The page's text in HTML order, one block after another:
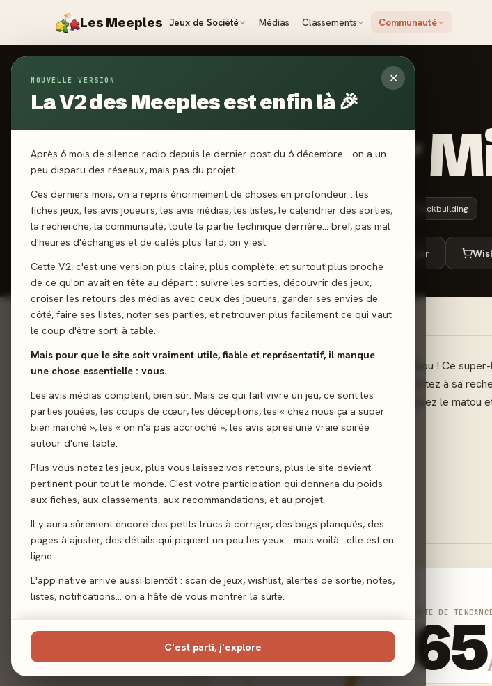
Les Meeples Jeux de Société Médias Classements Communauté
✕
NOUVELLE VERSION
La V2 des Meeples est enfin là 🎉
Après 6 mois de silence radio depuis le dernier post du 6 décembre… on a un
peu disparu des réseaux, mais pas du projet.
Ces derniers mois, on a repris énormément de choses en profondeur : les
fiches jeux, les avis joueurs, les avis médias, les listes, le calendrier des sorties,
la recherche, la communauté, toute la partie technique derrière… bref, pas mal
d'heures d'échanges et de cafés plus tard, on y est.
Cette V2, c'est une version plus claire, plus complète, et surtout plus proche
de ce qu'on avait en tête au départ : suivre les sorties, découvrir des jeux,
croiser les retours des médias avec ceux des joueurs, garder ses envies de
côté, faire ses listes, noter ses parties, et retrouver plus facilement ce qui vaut
le coup d'être sorti à table.
Mais pour que le site soit vraiment utile, fiable et représentatif, il manque
une chose essentielle : vous.
Les avis médias comptent, bien sûr. Mais ce qui fait vivre un jeu, ce sont les
parties jouées, les coups de cœur, les déceptions, les « chez nous ça a super
bien marché », les « on n'a pas accroché », les avis après une vraie soirée
autour d'une table.
Plus vous notez les jeux, plus vous laissez vos retours, plus le site devient
pertinent pour tout le monde. C'est votre participation qui donnera du poids
aux fiches, aux classements, aux recommandations, et au projet.
Il y aura sûrement encore des petits trucs à corriger, des bugs planqués, des
pages à ajuster, des détails qui piquent un peu les yeux… mais voilà : elle est en
ligne.
L'app native arrive aussi bientôt : scan de jeux, wishlist, alertes de sortie, notes,
listes, notifications… on a hâte de vous montrer la suite.
C'est parti, j'explore
Jeux / Super Miaou
Super
2-4 joueurs 6 ans+ 15 min Deckbuilding
Envie de jouer
02Le verdict
03On en discute
04 La presse
05Les joueurs
06Acheter
Similaires
Un Super-héros arrive chez vous: Super Miaou ! Ce
félin a disparu. Prenez votre sac à dos et partez à sa
Collecter les objets, attirez le chat et réunissez le matou
pour l'emporter !
02 - LE VERDICT
NOTE DE
65